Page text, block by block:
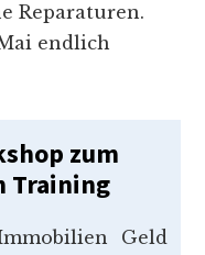
Reparaturen.
endlich
zum
Training
Geld